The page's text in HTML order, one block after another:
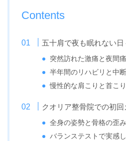
Contents
五十肩で夜も眠れない日
突然訪れた激痛と夜間痛
半年間のリハビリと中
慢性的な肩こりと首こ
クオリア整骨院での初
全身の姿勢と骨格の歪
バランステストで実感